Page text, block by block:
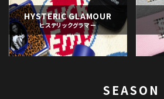
HYSTERIC GLAMOUR
ヒステリックグラマー
SEASON